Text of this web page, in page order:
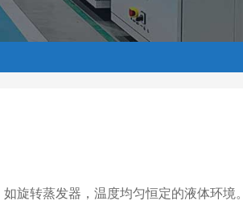
旋转蒸发器，温度均匀恒定的液体环境。